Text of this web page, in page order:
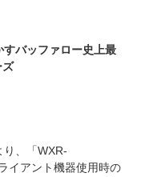
バッファロー史上最
ズ
り、「WXR-
イアント機器使用時の